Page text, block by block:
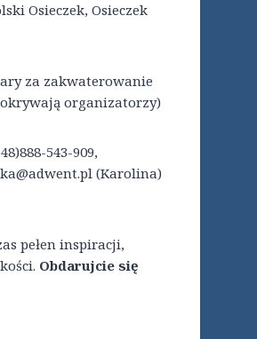
Osieczek, Osieczek
za zakwaterowanie
organizatorzy)
543-909,
(Karolina)
pełen inspiracji,
Obdarujcie się